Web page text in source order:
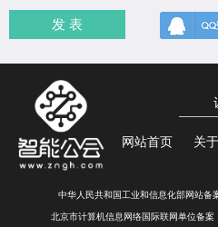
发 表
网站首页 关
中华人民共和国工业和信息化部网站备
北京市计算机信息网络国际联网单位备案